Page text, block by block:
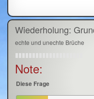
Wiederholung:
echte und unechte Brüche
Note:
Diese Frage